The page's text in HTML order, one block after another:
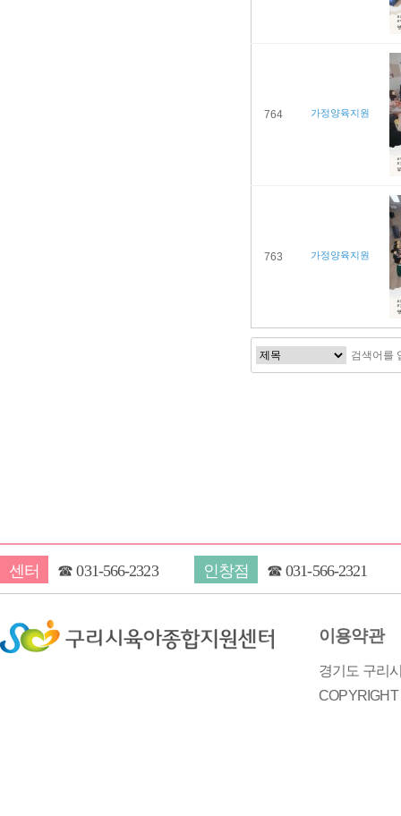
764 가정양육지원
763 가정양육지원
센터 ☎031-566-2323 인창점 ☎031-566-2321
이용약관
경기도 구리